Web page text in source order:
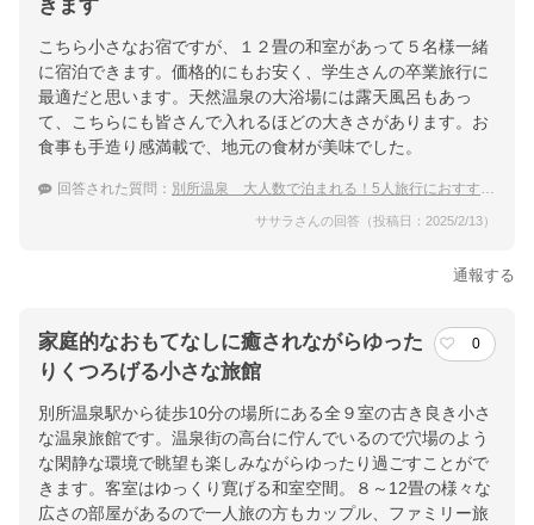
きます
こちら小さなお宿ですが、１２畳の和室があって５名様一緒
に宿泊できます。価格的にもお安く、学生さんの卒業旅行に
最適だと思います。天然温泉の大浴場には露天風呂もあっ
て、こちらにも皆さんで入れるほどの大きさがあります。お
食事も手造り感満載で、地元の食材が美味でした。
回答された質問： 別所温泉 大人数で泊まれる！5人旅行におすすめの温泉宿
ササラさんの回答（投稿日：2025/2/13）
通報する
家庭的なおもてなしに癒されながらゆった
りくつろげる小さな旅館
0
別所温泉駅から徒歩10分の場所にある全９室の古き良き小さ
な温泉旅館です。温泉街の高台に佇んでいるので穴場のよう
な閑静な環境で眺望も楽しみながらゆったり過ごすことがで
きます。客室はゆっくり寛げる和室空間。８～12畳の様々な
広さの部屋があるので一人旅の方もカップル、ファミリー旅